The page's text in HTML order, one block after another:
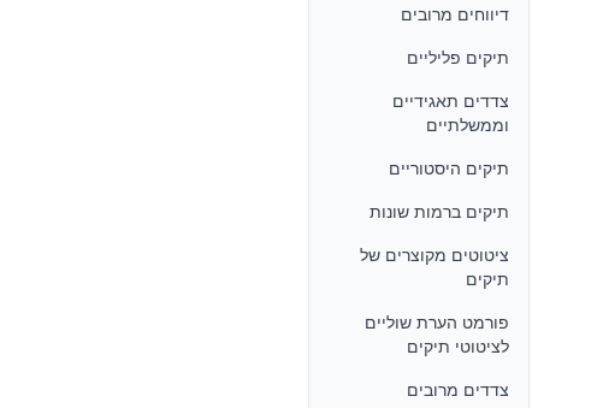
דיווחים מרובים
תיקים פליליים
צדדים תאגידיים
וממשלתיים
תיקים היסטוריים
תיקים ברמות שונות
ציטוטים מקוצרים של
תיקים
פורמט הערת שוליים
לציטוטי תיקים
צדדים מרובים